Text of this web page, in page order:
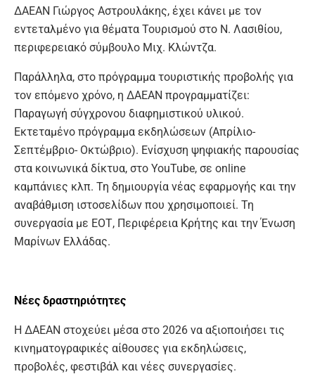
ΔΑΕΑΝ Γιώργος Αστρουλάκης, έχει κάνει με τον
εντεταλμένο για θέματα Τουρισμού στο Ν. Λασιθίου,
περιφερειακό σύμβουλο Μιχ. Κλώντζα.
Παράλληλα, στο πρόγραμμα τουριστικής προβολής για
τον επόμενο χρόνο, η ΔΑΕΑΝ προγραμματίζει:
Παραγωγή σύγχρονου διαφημιστικού υλικού.
Εκτεταμένο πρόγραμμα εκδηλώσεων (Απρίλιο-
Σεπτέμβριο- Οκτώβριο). Ενίσχυση ψηφιακής παρουσίας
στα κοινωνικά δίκτυα, στο YouTube, σε online
καμπάνιες κλπ. Τη δημιουργία νέας εφαρμογής και την
αναβάθμιση ιστοσελίδων που χρησιμοποιεί. Τη
συνεργασία με ΕΟΤ, Περιφέρεια Κρήτης και την Ένωση
Μαρίνων Ελλάδας.
Νέες δραστηριότητες
Η ΔΑΕΑΝ στοχεύει μέσα στο 2026 να αξιοποιήσει τις
κινηματογραφικές αίθουσες για εκδηλώσεις,
προβολές, φεστιβάλ και νέες συνεργασίες.